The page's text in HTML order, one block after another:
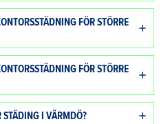
FÖR STÖRRE
FÖR STÖRRE
STÄDING I VÄRMDÖ?